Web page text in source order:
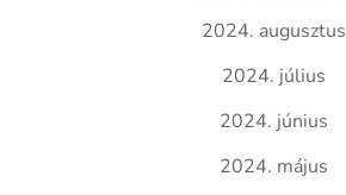
2024. augusztus
2024. július
2024. június
2024. május